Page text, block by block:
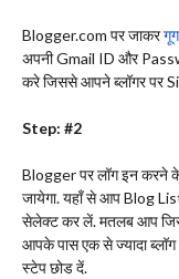
Blogger.com पर जाकर
अपनी Gmail ID और
करे जिससे आपने ब्लॉगर पर
Step: #2
Blogger पर लॉग इन करने
जायेगा. यहाँ से आप Blog
सेलेक्ट कर लें. मतलब आप
आपके पास एक से ज्यादा
स्टेप छोड दें.